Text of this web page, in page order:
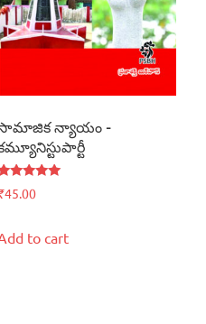
న్యాయం –
5.00
45.00
to cart